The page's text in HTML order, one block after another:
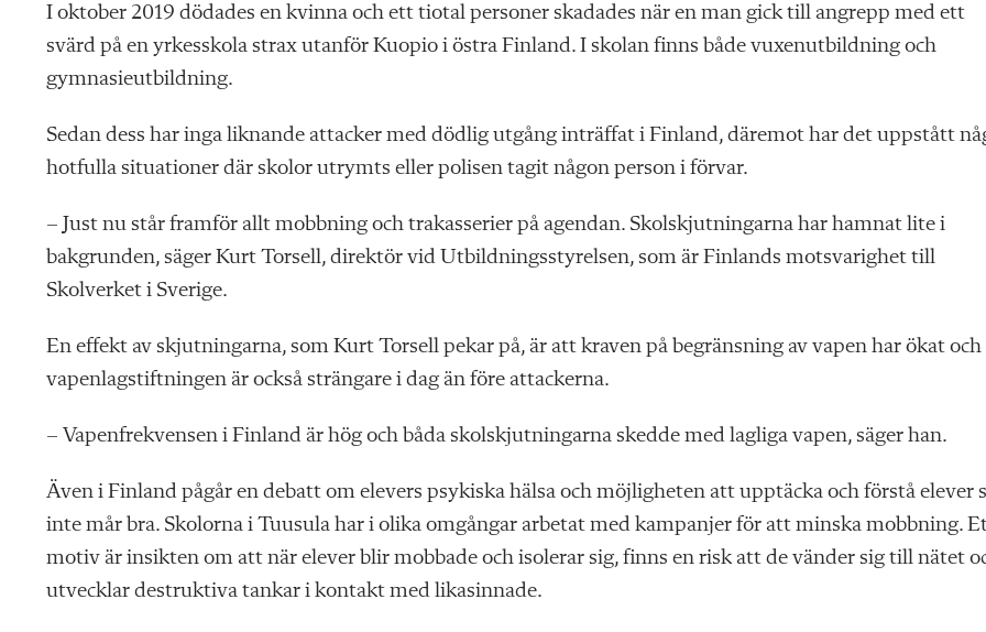
I oktober 2019 dödades en kvinna och ett tiotal personer skadades när en man gick till angrepp med ett
svärd på en yrkesskola strax utanför Kuopio i östra Finland. I skolan finns både vuxenutbildning och
gymnasieutbildning.
Sedan dess har inga liknande ­attacker med dödlig utgång inträffat i Finland, däremot har det uppstått
hotfulla situationer där skolor utrymts eller polisen tagit någon ­person i förvar.
– Just nu står framför allt mobbning och trakasserier på agendan. Skolskjutningarna har hamnat lite i
bakgrunden, säger Kurt Torsell, direktör vid Utbildningsstyrelsen, som är Finlands motsvarighet till
Skolverket i Sverige.
En effekt av skjutningarna, som Kurt Torsell pekar på, är att kraven på begränsning av vapen har ökat och
vapenlagstiftningen är också strängare i dag än före attackerna.
– Vapenfrekvensen i Finland är hög och båda skolskjutningarna skedde med lagliga vapen, säger han.
Även i Finland pågår en debatt om elevers psykiska hälsa och möjligheten att upptäcka och förstå elever
inte mår bra. Skolorna i Tuusula har i olika omgångar arbetat med kampanjer för att minska mobbning.
motiv är insikten om att när elever blir mobbade och isolerar sig, finns en risk att de vänder sig till nätet
utvecklar destruktiva tankar i kontakt med likasinnade.